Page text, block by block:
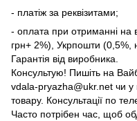
- платіж за реквізитами;
- оплата при отриманні на
грн+ 2%), Укрпошти (0,5%,
Гарантія від виробника.
Консультую! Пишіть на
vdala-pryazha@ukr.net чи у
товару. Консультації по
Часто потрібен час, щоб